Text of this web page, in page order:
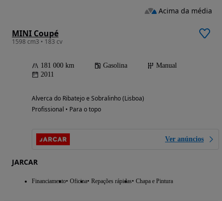
MINI Coupé
1598 cm3 • 183 cv
181 000 km Gasolina
Manual
2011
Alverca do Ribatejo e Sobralinho (Lisboa)
Profissional • Para o topo
Ver anúncios
JARCAR
Financiamento Oficina Repações rápidas Chapa e Pintura
Acima da média